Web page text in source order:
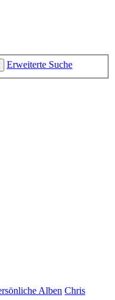
Erweiterte Suche
Alben Chris